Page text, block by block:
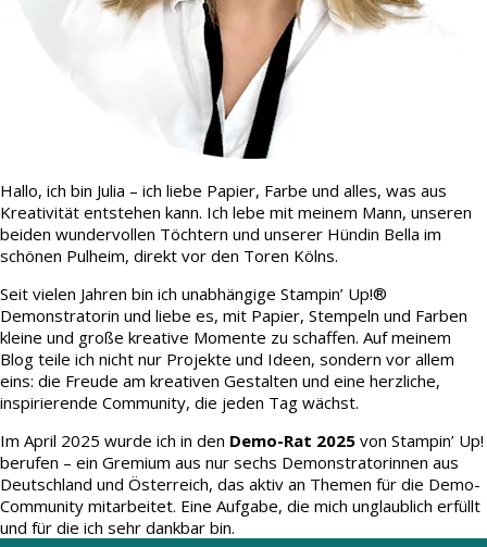
Hallo, ich bin Julia – ich liebe Papier, Farbe und alles, was aus
Kreativität entstehen kann. Ich lebe mit meinem Mann, unseren
beiden wundervollen Töchtern und unserer Hündin Bella im
schönen Pulheim, direkt vor den Toren Kölns.
Seit vielen Jahren bin ich unabhängige Stampin’ Up!®
Demonstratorin und liebe es, mit Papier, Stempeln und Farben
kleine und große kreative Momente zu schaffen. Auf meinem
Blog teile ich nicht nur Projekte und Ideen, sondern vor allem
eins: die Freude am kreativen Gestalten und eine herzliche,
inspirierende Community, die jeden Tag wächst.
Im April 2025 wurde ich in den Demo-Rat 2025 von Stampin’ Up!
berufen – ein Gremium aus nur sechs Demonstratorinnen aus
Deutschland und Österreich, das aktiv an Themen für die Demo-
Community mitarbeitet. Eine Aufgabe, die mich unglaublich erfüllt
und für die ich sehr dankbar bin.